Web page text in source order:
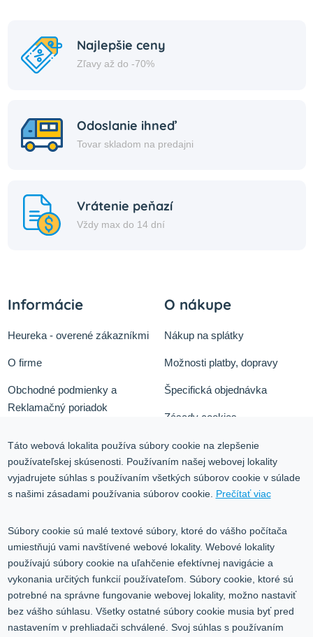
Najlepšie ceny
Zľavy až do -70%
Odoslanie ihneď
Tovar skladom na predajni
Vrátenie peňazí
Vždy max do 14 dní
Informácie
Heureka - overené zákazníkmi
O firme
Obchodné podmienky a
Reklamačný poriadok
Služby
Kontakt
O nákupe
Nákup na splátky
Možnosti platby, dopravy
Špecifická objednávka
Zásady cookies
Ochrana osobných údajov
Blog
Kontakt
Volgogradská 9, 08001 Prešov
0917 353 303
predajna@inco-ag.sk
Táto webová lokalita používa súbory cookie na zlepšenie
používateľskej skúsenosti. Používaním našej webovej lokality
vyjadrujete súhlas s používaním všetkých súborov cookie v súlade
s našimi zásadami používania súborov cookie. Prečítať viac
Súbory cookie sú malé textové súbory, ktoré do vášho počítača
umiestňujú vami navštívené webové lokality. Webové lokality
používajú súbory cookie na uľahčenie efektívnej navigácie a
vykonania určitých funkcií používateľom. Súbory cookie, ktoré sú
potrebné na správne fungovanie webovej lokality, možno nastaviť
bez vášho súhlasu. Všetky ostatné súbory cookie musia byť pred
nastavením v prehliadači schválené. Svoj súhlas s používaním